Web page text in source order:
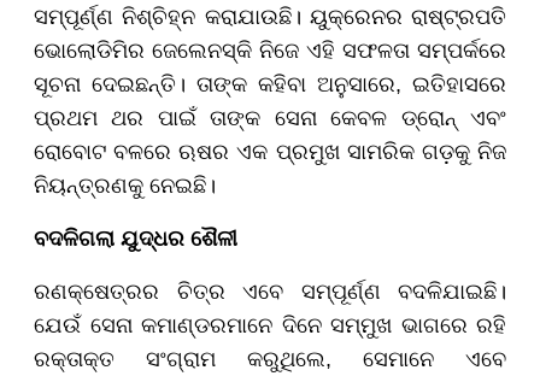
ସମ୍ପୂର୍ଣ୍ଣ ନିଶ୍ଚିହ୍ନ କରାଯାଉଛି। ୟୁକ୍ରେନର ରାଷ୍ଟ୍ରପତି
ଭୋଲୋଡିମିର ଜେଲେନସ୍କି ନିଜେ ଏହି ସଫଳତା ସମ୍ପର୍କରେ
ସୂଚନା ଦେଇଛନ୍ତି। ତାଙ୍କ କହିବା ଅନୁସାରେ, ଇତିହାସରେ
ପ୍ରଥମ ଥର ପାଇଁ ତାଙ୍କ ସେନା କେବଳ ଡ୍ରୋନ୍ ଏବଂ
ରୋବୋଟ ବଳରେ ଋଷର ଏକ ପ୍ରମୁଖ ସାମରିକ ଗଡ଼କୁ ନିଜ
ନିୟନ୍ତ୍ରଣକୁ ନେଇଛି।
ବଦଳିଗଲା ଯୁଦ୍ଧର ଶୈଳୀ
ରଣକ୍ଷେତ୍ରର ଚିତ୍ର ଏବେ ସମ୍ପୂର୍ଣ୍ଣ ବଦଳିଯାଇଛି।
ଯେଉଁ ସେନା କମାଣ୍ଡରମାନେ ଦିନେ ସମ୍ମୁଖ ଭାଗରେ ରହି
ରକ୍ତାକ୍ତ ସଂଗ୍ରାମ କରୁଥିଲେ, ସେମାନେ ଏବେ